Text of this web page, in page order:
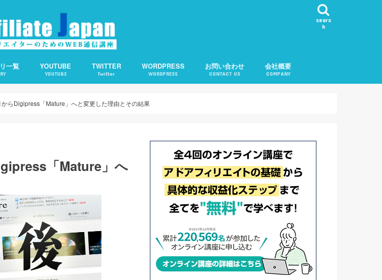
searc
h
一覧 YOUTUBE
YOUTUBE
TWITTER
Twitter
WORDPRESS
WORDPRESS
お問い合わせ
CONTACT US
会社概要
COMPANY
らDigipress「Mature」へと変更した理由とその結果
「Mature」へ